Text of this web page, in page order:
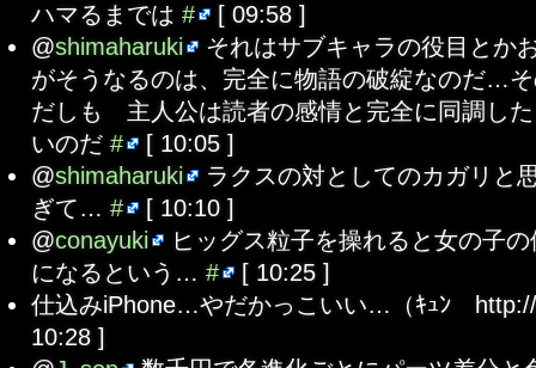
ハマるまでは # [ 09:58 ]
@shimaharuki それはサブキャラの役目とか
がそうなるのは、完全に物語の破綻なのだ…
だしも 主人公は読者の感情と完全に同調し
いのだ # [ 10:05 ]
@shimaharuki ラクスの対としてのカガリと
ぎて… # [ 10:10 ]
@conayuki ヒッグス粒子を操れると女の子
になるという… # [ 10:25 ]
仕込みiPhone…やだかっこいい…（ｷｭﾝ
10:28 ]